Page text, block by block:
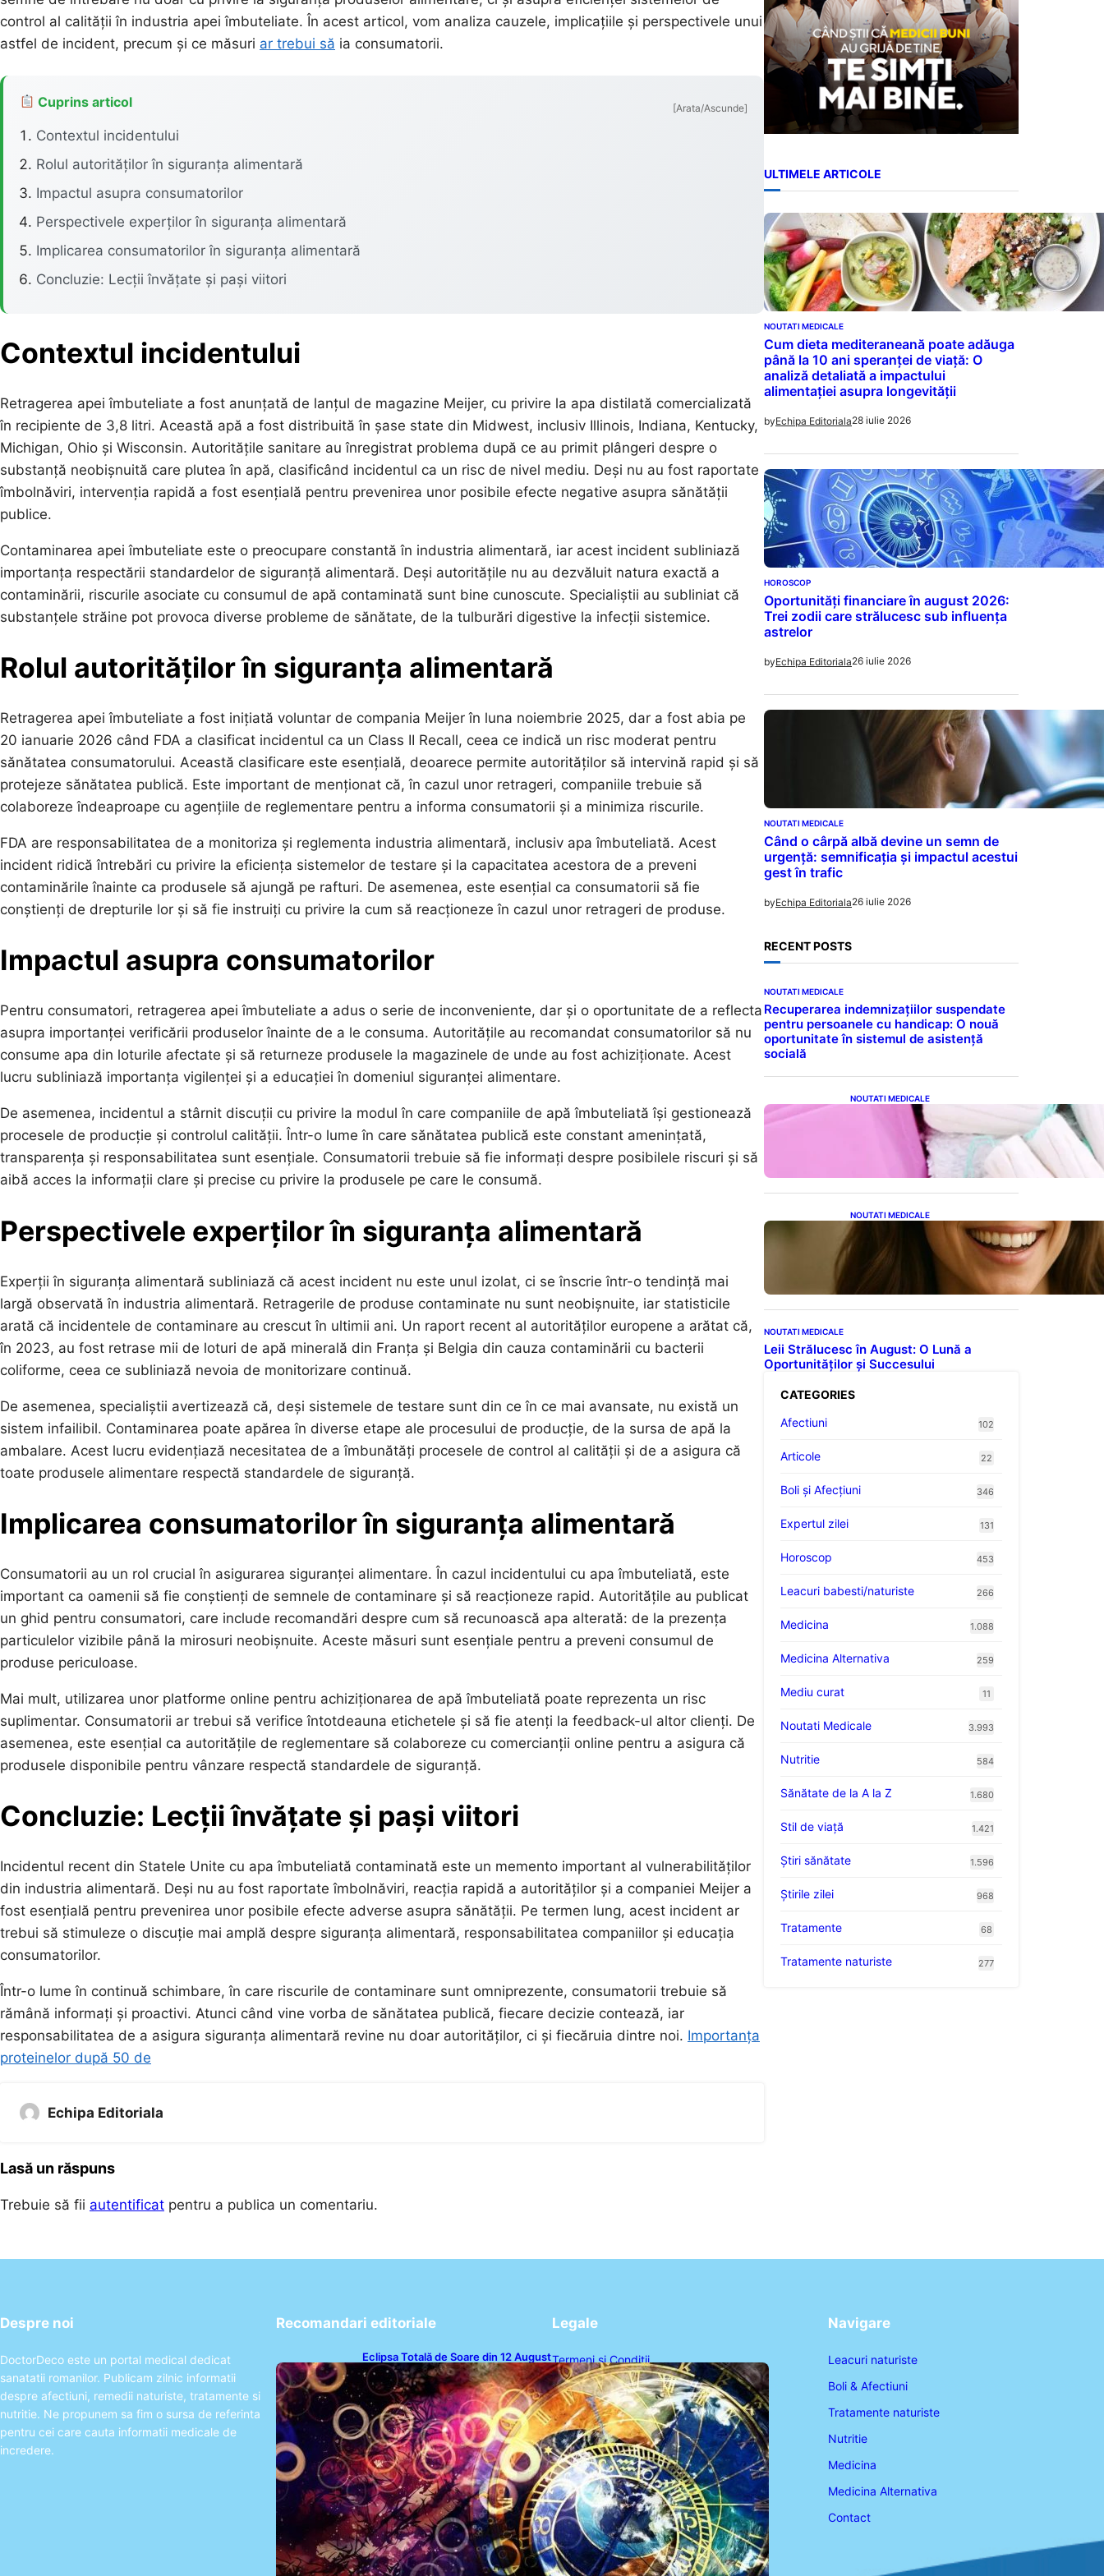
control al calității în industria apei îmbuteliate. În acest articol, vom analiza cauzele, implicațiile și perspectivele unui
astfel de incident, precum și ce măsuri ar trebui să ia consumatorii.
Cuprins articol [Arata/Ascunde]
Contextul incidentului
Rolul autorităților în siguranța alimentară
Impactul asupra consumatorilor
Perspectivele experților în siguranța alimentară
Implicarea consumatorilor în siguranța alimentară
Concluzie: Lecții învățate și pași viitori
Contextul incidentului
Retragerea apei îmbuteliate a fost anunțată de lanțul de magazine Meijer, cu privire la apa distilată comercializată
în recipiente de 3,8 litri. Această apă a fost distribuită în șase state din Midwest, inclusiv Illinois, Indiana, Kentucky,
Michigan, Ohio și Wisconsin. Autoritățile sanitare au înregistrat problema după ce au primit plângeri despre o
substanță neobișnuită care plutea în apă, clasificând incidentul ca un risc de nivel mediu. Deși nu au fost raportate
îmbolnăviri, intervenția rapidă a fost esențială pentru prevenirea unor posibile efecte negative asupra sănătății
publice.
Contaminarea apei îmbuteliate este o preocupare constantă în industria alimentară, iar acest incident subliniază
importanța respectării standardelor de siguranță alimentară. Deși autoritățile nu au dezvăluit natura exactă a
contaminării, riscurile asociate cu consumul de apă contaminată sunt bine cunoscute. Specialiștii au subliniat că
substanțele străine pot provoca diverse probleme de sănătate, de la tulburări digestive la infecții sistemice.
Rolul autorităților în siguranța alimentară
Retragerea apei îmbuteliate a fost inițiată voluntar de compania Meijer în luna noiembrie 2025, dar a fost abia pe
20 ianuarie 2026 când FDA a clasificat incidentul ca un Class II Recall, ceea ce indică un risc moderat pentru
sănătatea consumatorului. Această clasificare este esențială, deoarece permite autorităților să intervină rapid și să
protejeze sănătatea publică. Este important de menționat că, în cazul unor retrageri, companiile trebuie să
colaboreze îndeaproape cu agențiile de reglementare pentru a informa consumatorii și a minimiza riscurile.
FDA are responsabilitatea de a monitoriza și reglementa industria alimentară, inclusiv apa îmbuteliată. Acest
incident ridică întrebări cu privire la eficiența sistemelor de testare și la capacitatea acestora de a preveni
contaminările înainte ca produsele să ajungă pe rafturi. De asemenea, este esențial ca consumatorii să fie
conștienți de drepturile lor și să fie instruiți cu privire la cum să reacționeze în cazul unor retrageri de produse.
Impactul asupra consumatorilor
Pentru consumatori, retragerea apei îmbuteliate a adus o serie de inconveniente, dar și o oportunitate de a reflecta
asupra importanței verificării produselor înainte de a le consuma. Autoritățile au recomandat consumatorilor să nu
consume apa din loturile afectate și să returneze produsele la magazinele de unde au fost achiziționate. Acest
lucru subliniază importanța vigilenței și a educației în domeniul siguranței alimentare.
De asemenea, incidentul a stârnit discuții cu privire la modul în care companiile de apă îmbuteliată își gestionează
procesele de producție și controlul calității. Într-o lume în care sănătatea publică este constant amenințată,
transparența și responsabilitatea sunt esențiale. Consumatorii trebuie să fie informați despre posibilele riscuri și să
aibă acces la informații clare și precise cu privire la produsele pe care le consumă.
Perspectivele experților în siguranța alimentară
Experții în siguranța alimentară subliniază că acest incident nu este unul izolat, ci se înscrie într-o tendință mai
largă observată în industria alimentară. Retragerile de produse contaminate nu sunt neobișnuite, iar statisticile
arată că incidentele de contaminare au crescut în ultimii ani. Un raport recent al autorităților europene a arătat că,
în 2023, au fost retrase mii de loturi de apă minerală din Franța și Belgia din cauza contaminării cu bacterii
coliforme, ceea ce subliniază nevoia de monitorizare continuă.
De asemenea, specialiștii avertizează că, deși sistemele de testare sunt din ce în ce mai avansate, nu există un
sistem infailibil. Contaminarea poate apărea în diverse etape ale procesului de producție, de la sursa de apă la
ambalare. Acest lucru evidențiază necesitatea de a îmbunătăți procesele de control al calității și de a asigura că
toate produsele alimentare respectă standardele de siguranță.
Implicarea consumatorilor în siguranța alimentară
Consumatorii au un rol crucial în asigurarea siguranței alimentare. În cazul incidentului cu apa îmbuteliată, este
important ca oamenii să fie conștienți de semnele de contaminare și să reacționeze rapid. Autoritățile au publicat
un ghid pentru consumatori, care include recomandări despre cum să recunoască apa alterată: de la prezența
particulelor vizibile până la mirosuri neobișnuite. Aceste măsuri sunt esențiale pentru a preveni consumul de
produse periculoase.
Mai mult, utilizarea unor platforme online pentru achiziționarea de apă îmbuteliată poate reprezenta un risc
suplimentar. Consumatorii ar trebui să verifice întotdeauna etichetele și să fie atenți la feedback-ul altor clienți. De
asemenea, este esențial ca autoritățile de reglementare să colaboreze cu comercianții online pentru a asigura că
produsele disponibile pentru vânzare respectă standardele de siguranță.
Concluzie: Lecții învățate și pași viitori
Incidentul recent din Statele Unite cu apa îmbuteliată contaminată este un memento important al vulnerabilităților
din industria alimentară. Deși nu au fost raportate îmbolnăviri, reacția rapidă a autorităților și a companiei Meijer a
fost esențială pentru prevenirea unor posibile efecte adverse asupra sănătății. Pe termen lung, acest incident ar
trebui să stimuleze o discuție mai amplă despre siguranța alimentară, responsabilitatea companiilor și educația
consumatorilor.
Într-o lume în continuă schimbare, în care riscurile de contaminare sunt omniprezente, consumatorii trebuie să
rămână informați și proactivi. Atunci când vine vorba de sănătatea publică, fiecare decizie contează, iar
responsabilitatea de a asigura siguranța alimentară revine nu doar autorităților, ci și fiecăruia dintre noi. Importanța
proteinelor după 50 de
Echipa Editoriala
Lasă un răspuns
Trebuie să fii autentificat pentru a publica un comentariu.
ULTIMELE ARTICOLE
NOUTATI MEDICALE
Cum dieta mediteraneană poate adăuga
până la 10 ani speranței de viață: O
analiză detaliată a impactului
alimentației asupra longevității
byEchipa Editoriala28 iulie 2026
HOROSCOP
Oportunități financiare în august 2026:
Trei zodii care strălucesc sub influența
astrelor
byEchipa Editoriala26 iulie 2026
NOUTATI MEDICALE
Când o cârpă albă devine un semn de
urgență: semnificația și impactul acestui
gest în trafic
byEchipa Editoriala26 iulie 2026
RECENT POSTS
NOUTATI MEDICALE
Recuperarea indemnizațiilor suspendate
pentru persoanele cu handicap: O nouă
oportunitate în sistemul de asistență
socială
NOUTATI MEDICALE
Tampoanele menstruale: O
analiză profundă a riscurilor
legate de metale toxice
NOUTATI MEDICALE
Ceaiul – Băutura care
protejează inima:
Descoperiri recente despre
beneficiile consumului zilnic
NOUTATI MEDICALE
Leii Strălucesc în August: O Lună a
Oportunităților și Succesului
CATEGORIES
Afectiuni
102
Articole 22
Boli și Afecțiuni 346
Expertul zilei 131
Horoscop 453
Leacuri babesti/naturiste 266
Medicina 1.088
Medicina Alternativa 259
Mediu curat 11
Noutati Medicale 3.993
Nutritie 584
Sănătate de la A la Z 1.680
Stil de viaţă 1.421
Ştiri sănătate 1.596
Știrile zilei 968
Tratamente 68
Tratamente naturiste 277
Despre noi
DoctorDeco este un portal medical dedicat
sanatatii romanilor. Publicam zilnic informatii
despre afectiuni, remedii naturiste, tratamente si
nutritie. Ne propunem sa fim o sursa de referinta
pentru cei care cauta informatii medicale de
incredere.
Recomandari editoriale
Eclipsa Totală de Soare din 12 August
2026: O Analiză a Impactului asupra
Trei Zodii și a Ciclului de 18 Ani
Legale
Termeni și Condiții
Politica de Confidențialitate
Politica de Cookies
Disclaimer
Contact
Navigare
Leacuri naturiste
Boli & Afectiuni
Tratamente naturiste
Nutritie
Medicina
Medicina Alternativa
Contact